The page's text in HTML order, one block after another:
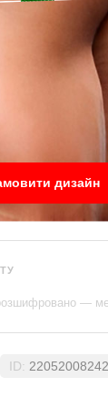
дизайн
—
ID: